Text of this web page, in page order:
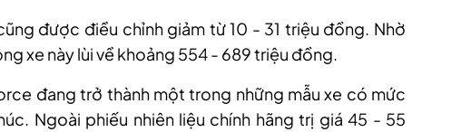
được điều chỉnh giảm từ 10 - 31 triệu đồng. Nhờ
xe này lùi về khoảng 554 - 689 triệu đồng.
đang trở thành một trong những mẫu xe có mức
Ngoài phiếu nhiên liệu chính hãng trị giá 45 - 55